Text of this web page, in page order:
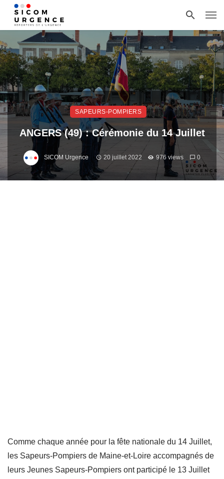
SAPEURS-POMPIERS
ANGERS (49) : Cérémonie du 14 Juillet
SICOM Urgence 20 juillet 2022 976 views 0
Comme chaque année pour la fête nationale du 14 Juillet,
les Sapeurs-Pompiers de Maine-et-Loire accompagnés de
leurs Jeunes Sapeurs-Pompiers ont participé le 13 Juillet